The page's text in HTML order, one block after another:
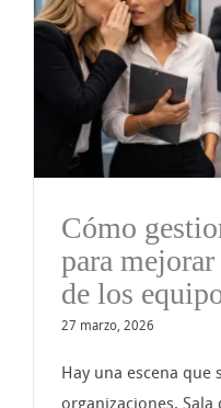
Cómo
para
de los
27 marzo, 2026
Hay una escena que
organizaciones.